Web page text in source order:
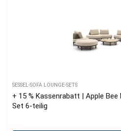
SESSEL-SOFA LOUNGE-SETS
+ 15 % Kassenrabatt | Apple
Set 6-teilig